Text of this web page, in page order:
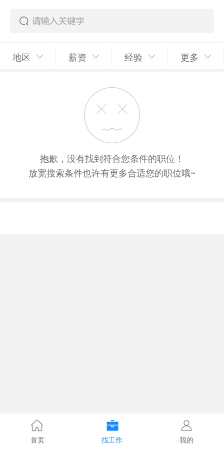
地区 薪资 经验 更多
抱歉，没有找到符合您条件的职位！
放宽搜索条件也许有更多合适您的职位哦~
首页 找工作 我的